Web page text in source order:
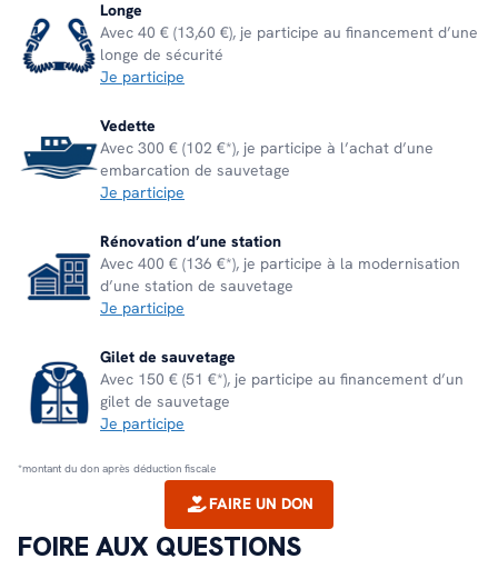
Longe
Avec 40 € (13,60 €), je participe au financement d’une
longe de sécurité
Je participe
Vedette
Avec 300 € (102 €*), je participe à l’achat d’une
embarcation de sauvetage
Je participe
Rénovation d’une station
Avec 400 € (136 €*), je participe à la modernisation
d’une station de sauvetage
Je participe
Gilet de sauvetage
Avec 150 € (51 €*), je participe au financement d’un
gilet de sauvetage
Je participe
*montant du don après déduction fiscale
FAIRE UN DON
FOIRE AUX QUESTIONS